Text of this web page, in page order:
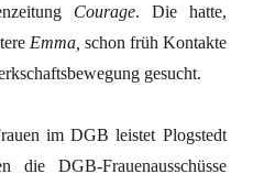
Courage. Die hatte,
Emma, schon früh Kontakte
gesucht.
im DGB leistet Plogstedt
die DGB-Frauenausschüsse